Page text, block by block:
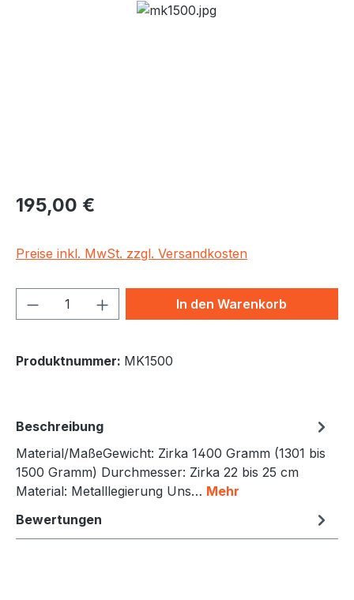
Bildergalerie überspringen
Regulärer Preis:
195,00 €
Preise inkl. MwSt. zzgl. Versandkosten
Produkt Anzahl: Gib denIn den Warenkorb
Produktnummer: MK1500
Beschreibung
Material/MaßeGewicht: Zirka 1400 Gramm (1301 bis
1500 Gramm) Durchmesser: Zirka 22 bis 25 cm
Material: Metalllegierung Uns… Mehr
Bewertungen